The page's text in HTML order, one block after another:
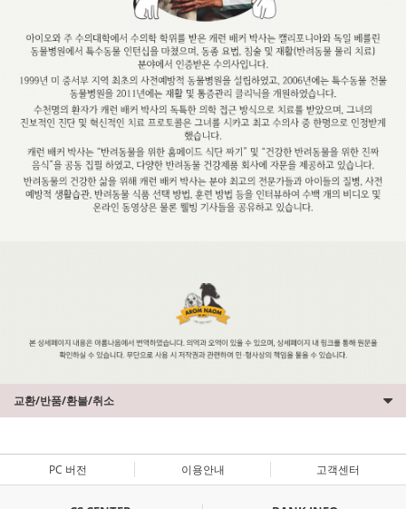
교환/반품/환불/취소
PC 버전 이용안내 고객센터